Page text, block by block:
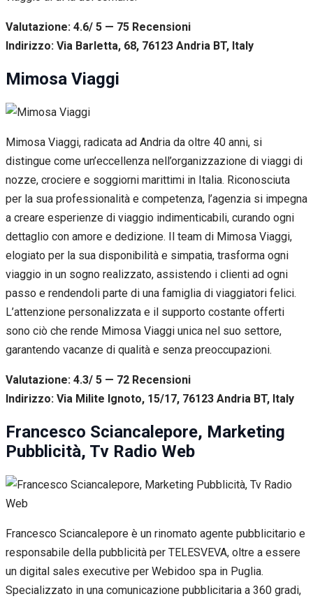
Valutazione: 4.6/ 5 — 75 Recensioni
Indirizzo: Via Barletta, 68, 76123 Andria BT, Italy
Mimosa Viaggi
Mimosa Viaggi, radicata ad Andria da oltre 40 anni, si
distingue come un’eccellenza nell’organizzazione di viaggi di
nozze, crociere e soggiorni marittimi in Italia. Riconosciuta
per la sua professionalità e competenza, l’agenzia si impegna
a creare esperienze di viaggio indimenticabili, curando ogni
dettaglio con amore e dedizione. Il team di Mimosa Viaggi,
elogiato per la sua disponibilità e simpatia, trasforma ogni
viaggio in un sogno realizzato, assistendo i clienti ad ogni
passo e rendendoli parte di una famiglia di viaggiatori felici.
L’attenzione personalizzata e il supporto costante offerti
sono ciò che rende Mimosa Viaggi unica nel suo settore,
garantendo vacanze di qualità e senza preoccupazioni.
Valutazione: 4.3/ 5 — 72 Recensioni
Indirizzo: Via Milite Ignoto, 15/17, 76123 Andria BT, Italy
Francesco Sciancalepore, Marketing
Pubblicità, Tv Radio Web
Francesco Sciancalepore è un rinomato agente pubblicitario e
responsabile della pubblicità per TELESVEVA, oltre a essere
un digital sales executive per Webidoo spa in Puglia.
Specializzato in una comunicazione pubblicitaria a 360 gradi,